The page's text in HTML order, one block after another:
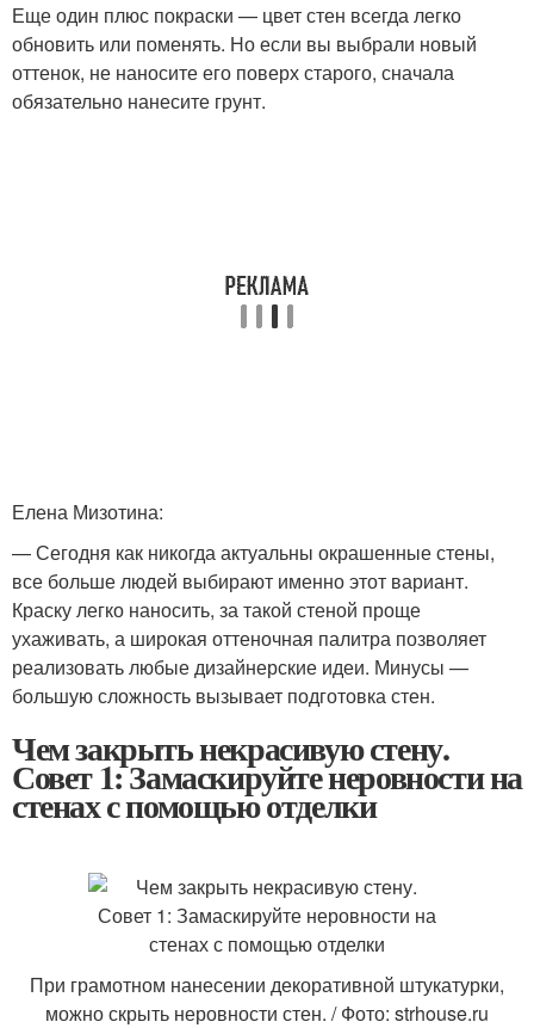
Еще один плюс покраски — цвет стен всегда легко
обновить или поменять. Но если вы выбрали новый
оттенок, не наносите его поверх старого, сначала
обязательно нанесите грунт.
Елена Мизотина:
— Сегодня как никогда актуальны окрашенные стены,
все больше людей выбирают именно этот вариант.
Краску легко наносить, за такой стеной проще
ухаживать, а широкая оттеночная палитра позволяет
реализовать любые дизайнерские идеи. Минусы —
большую сложность вызывает подготовка стен.
Чем закрыть некрасивую стену.
Совет 1: Замаскируйте неровности на
стенах с помощью отделки
При грамотном нанесении декоративной штукатурки,
можно скрыть неровности стен. / Фото: strhouse.ru